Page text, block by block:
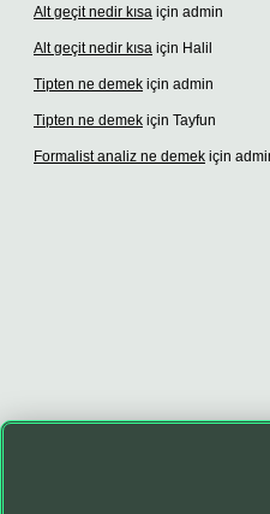
Alt geçit nedir kısa için admin
Alt geçit nedir kısa için Halil
Tipten ne demek için admin
Tipten ne demek için Tayfun
Formalist analiz ne demek için
güncel giriş adresivdcasino